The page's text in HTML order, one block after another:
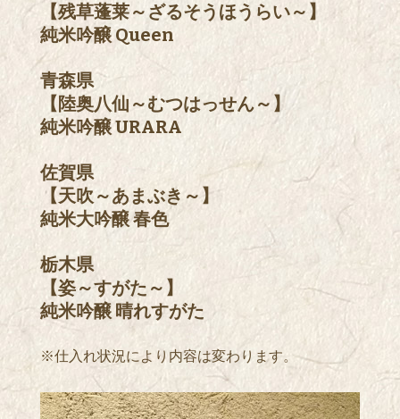
【残草蓬莱～ざるそうほうらい～】
純米吟醸 Queen
青森県
【陸奥八仙～むつはっせん～】
純米吟醸 URARA
佐賀県
【天吹～あまぶき～】
純米大吟醸 春色
栃木県
【姿～すがた～】
純米吟醸 晴れすがた
※仕入れ状況により内容は変わります。